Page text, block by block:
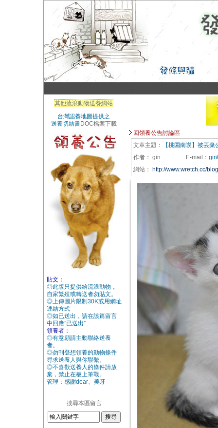
其他流浪動物送養網站
台灣認養地圖提供之
送養切結書DOC檔案下載
貼文：
◎此版只提供給流浪動物，
自家繁殖或轉送者勿貼文。
◎上傳圖片限制30K或用網址
連結方式
◎如已送出，請在該篇留言
中回應”已送出”
領養者：
◎有意願請主動聯絡送養
者。
◎勿刊登想領養的動物條件
尋求送養人與你聯繫。
◎不喜歡送養人的條件請放
棄，禁止在板上筆戰。
管理：感謝dear、美牙
搜尋本區留言
回領養公告討論區
文章主題：
【桃園南崁】被丟
作者： gin E-mail ：
網站： http://www.wretch.cc/